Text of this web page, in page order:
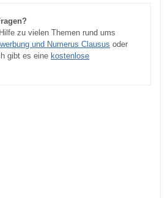
zu vielen Themen rund ums
und Numerus Clausus oder
gibt es eine kostenlose